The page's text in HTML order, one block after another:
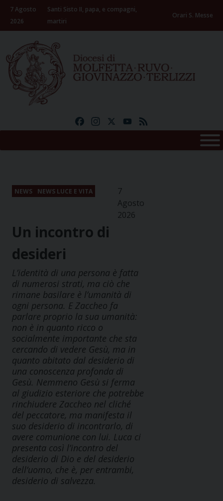
Skip
content
7 Agosto
2026
Santi Sisto II, papa, e compagni,
martiri
Orari S. Messe
FacebookInstagramYouTube
NEWS NEWS LUCE E VITA
7
Agosto
2026
Un incontro di
desideri
L’identità di una persona è fatta
di numerosi strati, ma ciò che
rimane basilare è l’umanità di
ogni persona. E Zaccheo fa
parlare proprio la sua umanità:
non è in quanto ricco o
socialmente importante che sta
cercando di vedere Gesù, ma in
quanto abitato dal desiderio di
una conoscenza profonda di
Gesù. Nemmeno Gesù si ferma
al giudizio esteriore che potrebbe
rinchiudere Zaccheo nel cliché
del peccatore, ma manifesta il
suo desiderio di incontrarlo, di
avere comunione con lui. Luca ci
presenta così l’incontro del
desiderio di Dio e del desiderio
dell’uomo, che è, per entrambi,
desiderio di salvezza.